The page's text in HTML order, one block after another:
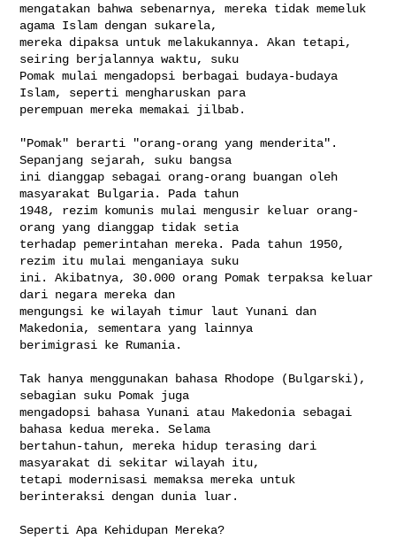
mengatakan bahwa sebenarnya, mereka tidak memeluk
agama Islam dengan sukarela,
mereka dipaksa untuk melakukannya. Akan tetapi,
seiring berjalannya waktu, suku
Pomak mulai mengadopsi berbagai budaya-budaya
Islam, seperti mengharuskan para
perempuan mereka memakai jilbab.
"Pomak" berarti "orang-orang yang menderita".
Sepanjang sejarah, suku bangsa
ini dianggap sebagai orang-orang buangan oleh
masyarakat Bulgaria. Pada tahun
1948, rezim komunis mulai mengusir keluar orang-
orang yang dianggap tidak setia
terhadap pemerintahan mereka. Pada tahun 1950,
rezim itu mulai menganiaya suku
ini. Akibatnya, 30.000 orang Pomak terpaksa keluar
dari negara mereka dan
mengungsi ke wilayah timur laut Yunani dan
Makedonia, sementara yang lainnya
berimigrasi ke Rumania.
Tak hanya menggunakan bahasa Rhodope (Bulgarski),
sebagian suku Pomak juga
mengadopsi bahasa Yunani atau Makedonia sebagai
bahasa kedua mereka. Selama
bertahun-tahun, mereka hidup terasing dari
masyarakat di sekitar wilayah itu,
tetapi modernisasi memaksa mereka untuk
berinteraksi dengan dunia luar.
Seperti Apa Kehidupan Mereka?